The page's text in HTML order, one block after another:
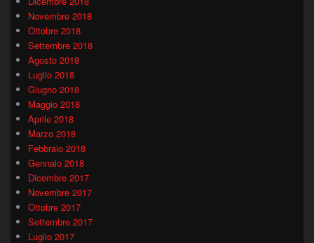
Novembre 2018
Ottobre 2018
Settembre 2018
Agosto 2018
Luglio 2018
Giugno 2018
Maggio 2018
Aprile 2018
Marzo 2018
Febbraio 2018
Gennaio 2018
Dicembre 2017
Novembre 2017
Ottobre 2017
Settembre 2017
Luglio 2017